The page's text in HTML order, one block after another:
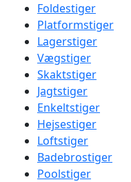
Foldestiger
Platformstiger
Lagerstiger
Vægstiger
Skaktstiger
Jagtstiger
Enkeltstiger
Hejsestiger
Loftstiger
Badebrostiger
Poolstiger